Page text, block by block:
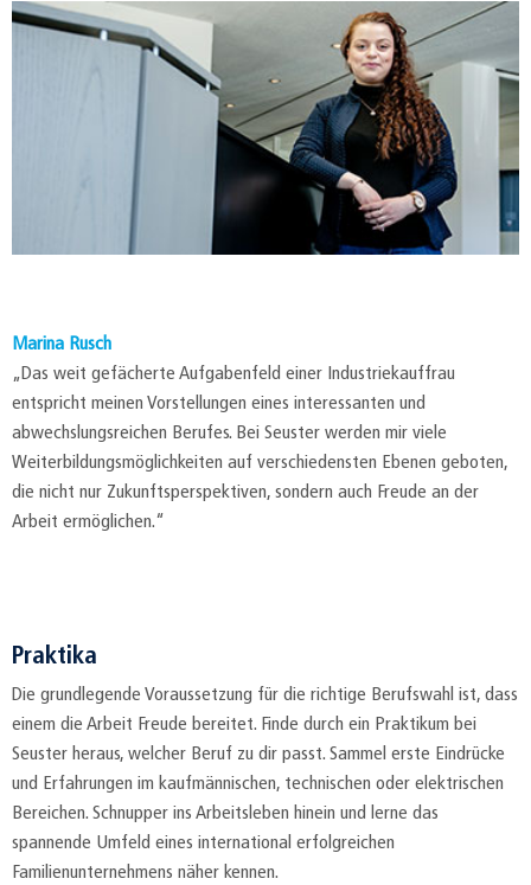
Marina Rusch
„Das weit gefächerte Aufgabenfeld einer Industriekauffrau
entspricht meinen Vorstellungen eines interessanten und
abwechslungsreichen Berufes. Bei Seuster werden mir viele
Weiterbildungsmöglichkeiten auf verschiedensten Ebenen geboten,
die nicht nur Zukunftsperspektiven, sondern auch Freude an der
Arbeit ermöglichen.“
Praktika
Die grundlegende Voraussetzung für die richtige Berufswahl ist, dass
einem die Arbeit Freude bereitet. Finde durch ein Praktikum bei
Seuster heraus, welcher Beruf zu dir passt. Sammel erste Eindrücke
und Erfahrungen im kaufmännischen, technischen oder elektrischen
Bereichen. Schnupper ins Arbeitsleben hinein und lerne das
spannende Umfeld eines international erfolgreichen
Familienunternehmens näher kennen.